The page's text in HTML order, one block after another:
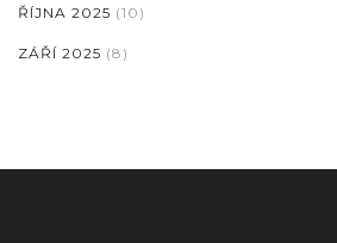
ŘÍJNA 2025 (10)
ZÁŘÍ 2025 (8)